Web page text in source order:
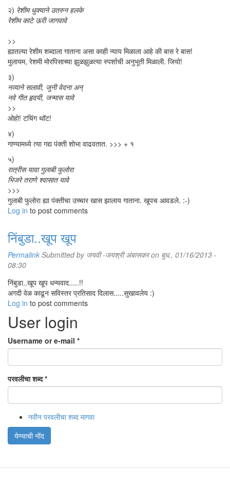
२) रेशीम धुक्याने उतरुन हलके
रेशीम काटे ऊरी जागवावे
>>
ह्यातल्या रेशीम शब्दाला गाताना असा काही न्याय मिळाला आहे की बास रे बास!
मुलायम, रेशमी मोरपिसाच्या झुळझुळत्या स्पर्शाची अनुभूती मिळाली. जियो!
३)
नव्याने सलावी, जुनी वेदना अन्‌
नवे गीत हृदयी, जन्मास यावे
>>
ओहो! टचिंग थॉट!
४)
गाण्यामध्ये त्या गद्य पंक्ती शोभा वाढवतात. >>> + १
५)
रात्रीस यावा गुलाबी फुलोरा
भिजरे तराणे श्वासात यावे
>>>
गुलाबी फुलोरा ह्या पंक्तीचा उच्चार खास झालाय गाताना. खूपच आवडले. :-)
Log in to post comments
निंबुडा..खूप खूप
Permalink Submitted by जयवी -जयश्री अंबासकरon बुध., 01/16/2013 -
08:30
निंबुडा..खूप खूप धन्यवाद.....!!
अगदी वेळ काढून सविस्तर प्रतिसाद दिलास.....सुखावलेय :)
Log in to post comments
User login
Username or e-mail *
परवलीचा शब्द*
नवीन परवलीचा शब्द मागवा
येण्याची नोंद